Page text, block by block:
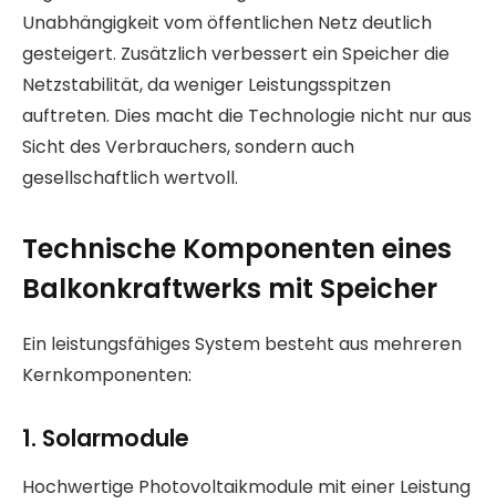
Unabhängigkeit vom öffentlichen Netz deutlich
gesteigert. Zusätzlich verbessert ein Speicher die
Netzstabilität, da weniger Leistungsspitzen
auftreten. Dies macht die Technologie nicht nur aus
Sicht des Verbrauchers, sondern auch
gesellschaftlich wertvoll.
Technische Komponenten eines
Balkonkraftwerks mit Speicher
Ein leistungsfähiges System besteht aus mehreren
Kernkomponenten:
1. Solarmodule
Hochwertige Photovoltaikmodule mit einer Leistung